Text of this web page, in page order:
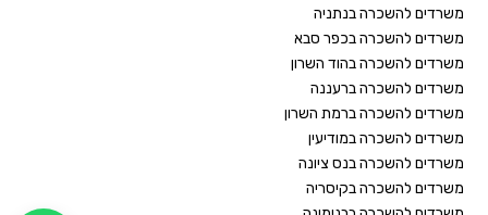
משרדים להשכרה בנתניה
משרדים להשכרה בכפר סבא
משרדים להשכרה בהוד השרון
משרדים להשכרה ברעננה
משרדים להשכרה ברמת השרון
משרדים להשכרה במודיעין
משרדים להשכרה בנס ציונה
משרדים להשכרה בקיסריה